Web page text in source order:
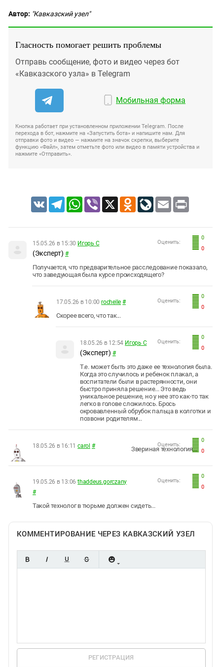
Автор: "Кавказский узел"
Гласность помогает решить проблемы
Отправь сообщение, фото и видео через бот
«Кавказского узла» в Telegram
Мобильная форма
Кнопка работает при установленном приложении Telegram. После
перехода в бот, нажмите на «Запустить бота» и напишите нам. Для
отправки фото и видео — нажмите на значок скрепки, выберите
функцию «Файл», затем отметьте фото или видео в памяти устройства и
нажмите «Отправить».
VK TelegramWhatsApp
Viber X Odnoklassniki
LiveJournal
Email Print
0
0
Оценить:
15.05.26 в 15:30 Игорь С
(Эксперт) #
Получается, что предварительное расследование показало,
что заведующая была курсе происходящего?
0
0
Оценить:
17.05.26 в 10:00 rochelle #
Скорее всего, что так...
0
0
Оценить:
18.05.26 в 12:54 Игорь С
(Эксперт) #
Т.е. может быть это даже ее технология была.
Когда это случилось и ребенок плакал, а
воспитатели были в растерянности, они
быстро приняла решение... Это ведь
уникальное решение, но у нее это как-то так
легко в голове сложилось. Брось
окровавленный обрубок пальца в колготки и
позвони родителям...
0
0
Оценить:
18.05.26 в 16:11 carol # Звериная технология...
0
0
Оценить:
19.05.26 в 13:06 thaddeus.gorczany
#
Такой технолог в тюрьме должен сидеть...
КОММЕНТИРОВАНИЕ ЧЕРЕЗ КАВКАЗСКИЙ УЗЕЛ
РЕГИСТРАЦИЯ